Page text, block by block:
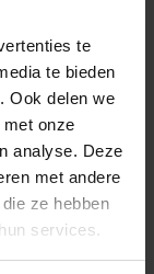
te
te bieden
Ook delen we
onze
analyse. Deze
met andere
ze hebben
services.
Inclusief BTW
uit 10
eigen